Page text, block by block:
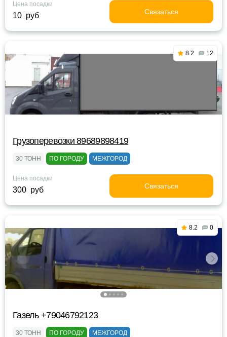
Цена посадки
10 руб Связаться
8.2 12
Грузоперевозки 89689898419
30 ТОНН ПО ГОРОДУ МЕЖГОРОД
Цена посадки
300 руб Связаться
8.2 0
Газель +79046792123
30 ТОНН ПО ГОРОДУ МЕЖГОРОД